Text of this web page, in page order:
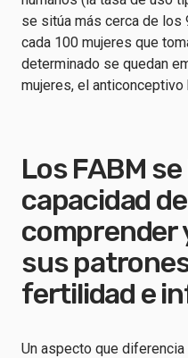
se sitúa más cerca de los
cada 100 mujeres que
determinado se quedan
mujeres, el anticonceptivo
Los FABM
capacidad
comprender
sus
fertilidad e
Un aspecto que